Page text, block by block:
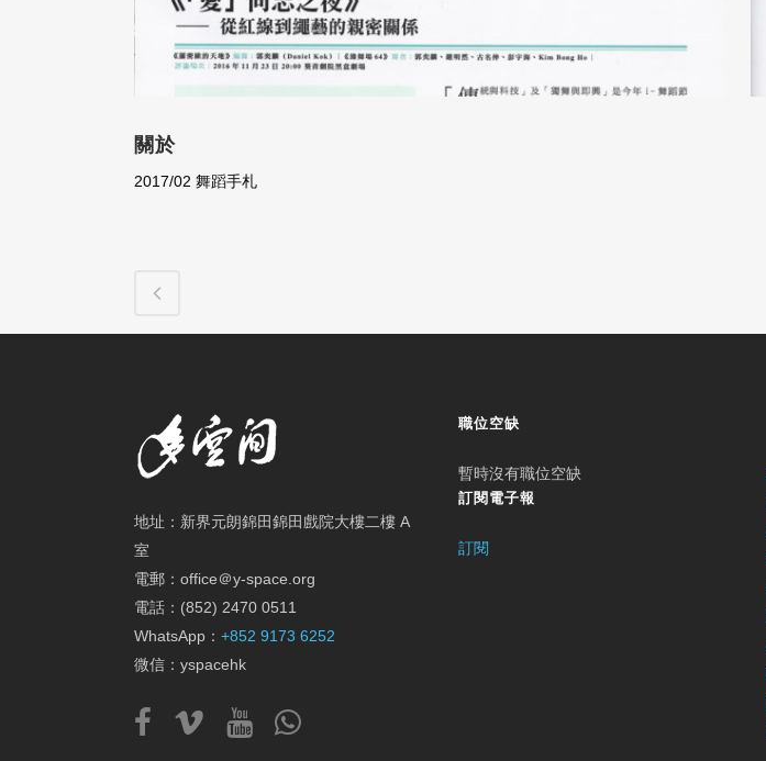
關於
2017/02 舞蹈手札
地址：新界元朗錦田錦田戲院大樓二樓 A
室
電郵：office＠y-space.org
電話：(852) 2470 0511
WhatsApp： +852 9173 6252
微信：yspacehk
職位空缺
暫時沒有職位空缺
訂閱電子報
訂閱